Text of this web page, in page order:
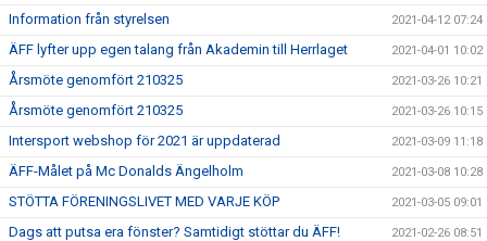
Information från styrelsen 2021-04-12 07:24
ÄFF lyfter upp egen talang från Akademin till Herrlaget 2021-04-01 10:02
Årsmöte genomfört 210325 2021-03-26 10:21
Årsmöte genomfört 210325 2021-03-26 10:15
Intersport webshop för 2021 är uppdaterad 2021-03-09 11:18
ÄFF-Målet på Mc Donalds Ängelholm 2021-03-08 10:28
STÖTTA FÖRENINGSLIVET MED VARJE KÖP 2021-03-05 09:01
Dags att putsa era fönster? Samtidigt stöttar du ÄFF! 2021-02-26 08:51